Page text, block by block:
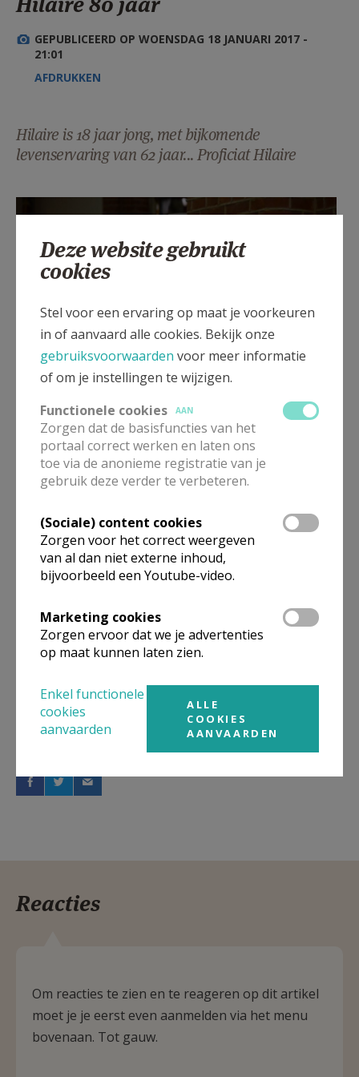
AANMELDEN OF REGISTREREN
GEPUBLICEERD OP WOENSDAG 18 JANUARI 2017 -
21:01
AFDRUKKEN
Hilaire is 18 jaar jong, met bijkomende
levenservaring van 62 jaar... Proficiat Hilaire
Hilaire 80
Parochie Sint-Lambertus Beerse
Fotoreportage
Reacties
Om reacties te zien en te reageren op dit artikel
moet je je eerst even aanmelden via het menu
bovenaan. Tot gauw.
Deze website gebruikt
cookies
Stel voor een ervaring op maat je voorkeuren
in of aanvaard alle cookies. Bekijk onze
gebruiksvoorwaarden voor meer informatie
of om je instellingen te wijzigen.
Functionele cookies
AAN
Zorgen dat de basisfuncties van het
portaal correct werken en laten ons
toe via de anonieme registratie van je
gebruik deze verder te verbeteren.
(Sociale) content cookies
Zorgen voor het correct weergeven
van al dan niet externe inhoud,
bijvoorbeeld een Youtube-video.
Marketing cookies
Zorgen ervoor dat we je advertenties
op maat kunnen laten zien.
Enkel functionele
cookies
aanvaarden
ALLE
COOKIES
AANVAARDEN